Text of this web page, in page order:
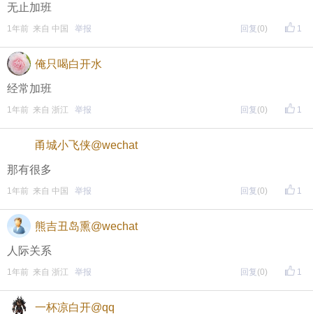
方式一：iOS已经上线，请大家在苹果手机APP Store页
方式二 ：安卓系统已经上线，请大家在安卓应用市场
页面搜索下载
东方热线APP新版本功能具体可参见【
全新上线！这些新功能你了解吗？
即可查看https://bbs.cnool.net/10733168.html
• 友情提醒
恶意灌水/答非所问，视为无效
未在规定时间内回复，视为无效
无止加班
1
1年前 来自 中国 举报 回复 (0)
俺只喝白开水
经常加班
1
1年前 来自 浙江 举报 回复 (0)
甬城小飞侠@wechat
那有很多
1
1年前 来自 中国 举报 回复 (0)
熊吉丑岛熏@wechat
人际关系
1
1年前 来自 浙江 举报 回复 (0)
一杯凉白开@qq